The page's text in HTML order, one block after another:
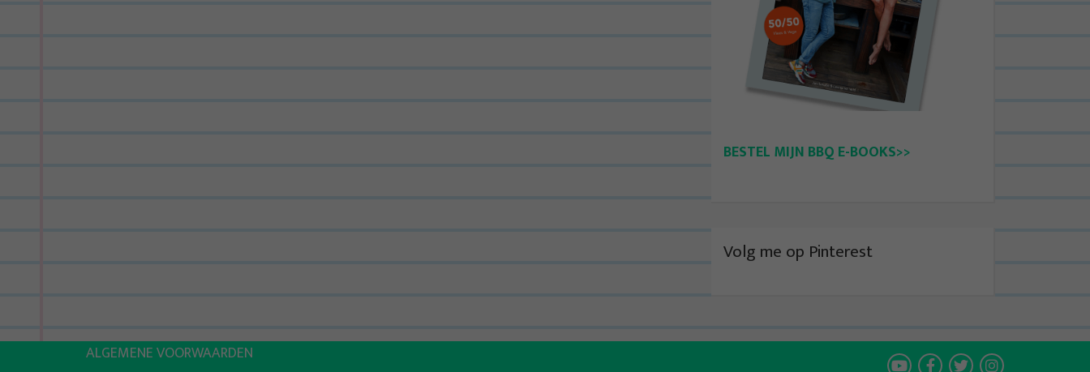
BESTEL MIJN BBQ E-BOOKS>>
Volg me op Pinterest
ALGEMENE VOORWAARDEN